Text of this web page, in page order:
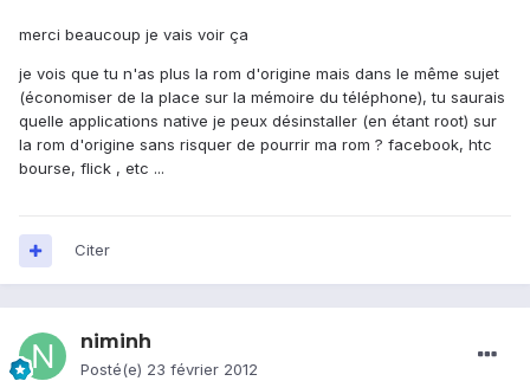
merci beaucoup je vais voir ça
je vois que tu n'as plus la rom d'origine mais dans le même sujet
(économiser de la place sur la mémoire du téléphone), tu saurais
quelle applications native je peux désinstaller (en étant root) sur
la rom d'origine sans risquer de pourrir ma rom ? facebook, htc
bourse, flick , etc ...
Citer
niminh
Posté(e) 23 février 2012